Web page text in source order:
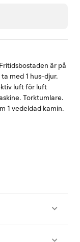
är på
med 1 hus-djur.
luft för luft
Torktumlare.
1 vedeldad kamin.